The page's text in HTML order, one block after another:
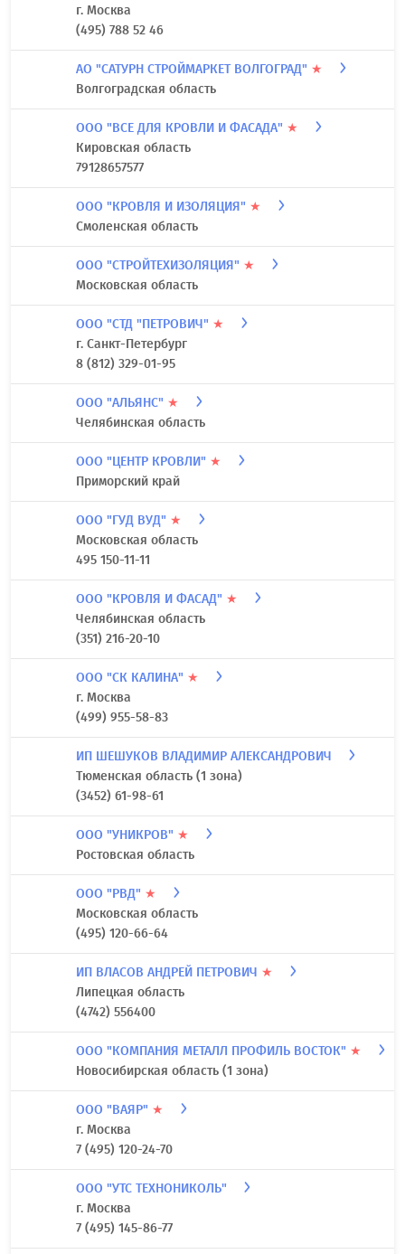
г. Москва
(495) 788 52 46
АО "САТУРН СТРОЙМАРКЕТ ВОЛГОГРАД" ★
Волгоградская область
ООО "ВСЕ ДЛЯ КРОВЛИ И ФАСАДА" ★
Кировская область
79128657577
ООО "КРОВЛЯ И ИЗОЛЯЦИЯ" ★
Смоленская область
ООО "СТРОЙТЕХИЗОЛЯЦИЯ" ★
Московская область
ООО "СТД "ПЕТРОВИЧ" ★
г. Санкт-Петербург
8 (812) 329-01-95
ООО "АЛЬЯНС" ★
Челябинская область
ООО "ЦЕНТР КРОВЛИ" ★
Приморский край
ООО "ГУД ВУД" ★
Московская область
495 150-11-11
ООО "КРОВЛЯ И ФАСАД" ★
Челябинская область
(351) 216-20-10
ООО "СК КАЛИНА" ★
г. Москва
(499) 955-58-83
ИП ШЕШУКОВ ВЛАДИМИР АЛЕКСАНДРОВИЧ
Тюменская область (1 зона)
(3452) 61-98-61
ООО "УНИКРОВ" ★
Ростовская область
ООО "РВД" ★
Московская область
(495) 120-66-64
ИП ВЛАСОВ АНДРЕЙ ПЕТРОВИЧ ★
Липецкая область
(4742) 556400
ООО "КОМПАНИЯ МЕТАЛЛ ПРОФИЛЬ ВОСТОК" ★
Новосибирская область (1 зона)
ООО "ВАЯР" ★
г. Москва
7 (495) 120-24-70
ООО "УТС ТЕХНОНИКОЛЬ"
г. Москва
7 (495) 145-86-77